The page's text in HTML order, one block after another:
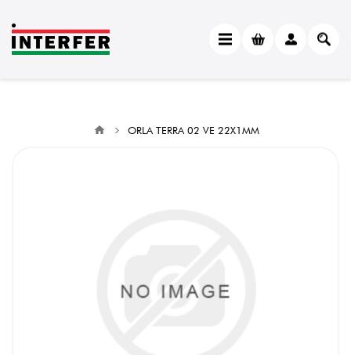
ORLA TERRA 02 VE 22X1MM